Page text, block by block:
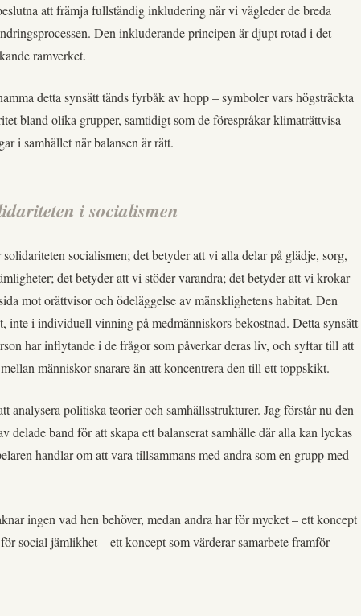
att främja fullständig inkludering när vi vägleder de breda
Den inkluderande principen är djupt rotad i det
ramverket.
detta synsätt tänds fyrbåk av hopp – symboler vars högsträckta
bland olika grupper, samtidigt som de förespråkar klimaträttvisa
i samhället när balansen är rätt.
i socialismen
socialismen; det betyder att vi alla delar på glädje, sorg,
det betyder att vi stöder varandra; det betyder att vi krokar
mot orättvisor och ödeläggelse av mänsklighetens habitat. Den
inte i individuell vinning på medmänniskors bekostnad. Detta synsätt
har inflytande i de frågor som påverkar deras liv, och syftar till att
människor snarare än att koncentrera den till ett toppskikt.
analysera politiska teorier och samhällsstrukturer. Jag förstår nu den
delade band för att skapa ett balanserat samhälle där alla kan lyckas
handlar om att vara tillsammans med andra som en grupp med
ingen vad hen behöver, medan andra har för mycket – ett koncept
social jämlikhet – ett koncept som värderar samarbete framför